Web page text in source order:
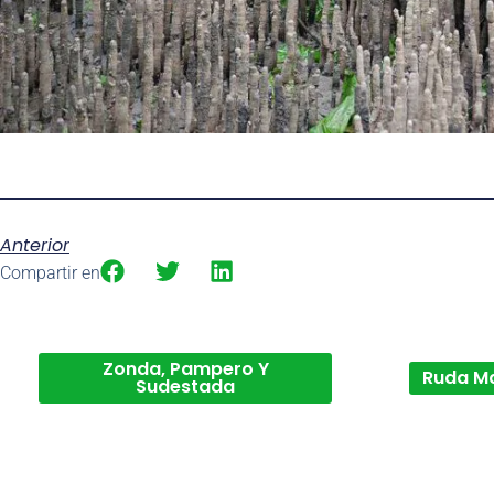
Anterior
Compartir en
Zonda, Pampero Y
Sudestada Ruda